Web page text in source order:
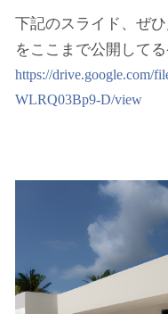
下記のスライド、ぜ
をここまで公開して
https://drive.google.com/
WLRQ03Bp9-D/view